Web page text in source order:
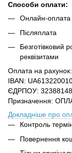
Способи оплати:
Онлайн-оплата
Післяплата
Безготівковий
реквізитами
Оплата на
IBAN:
ЄДРПОУ:
Призначення:
Докладніше про
Контроль
Повернення